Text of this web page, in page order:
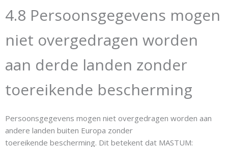
4.8 Persoonsgegevens mogen
niet overgedragen worden
aan derde landen zonder
toereikende bescherming
Persoonsgegevens mogen niet overgedragen worden aan
andere landen buiten Europa zonder
toereikende bescherming. Dit betekent dat MASTUM: